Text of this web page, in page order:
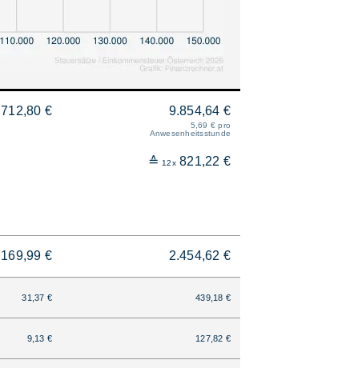
712,80 € 9.854,64 €
5,69 € pro
Anwesenheitsstunde
≙ 12x821,22 €
169,99 € 2.454,62 €
31,37 € 439,18 €
9,13 € 127,82 €